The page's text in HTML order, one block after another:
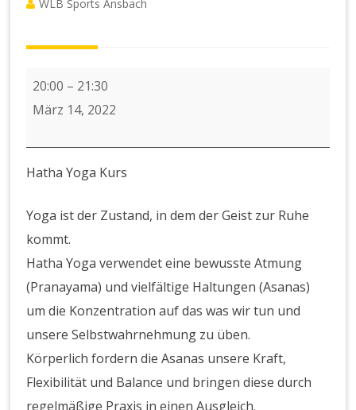
WLB Sports Ansbach
Abendkurs
Hatha
20:00 – 21:30
März 14, 2022
Hatha Yoga Kurs
Yoga ist der Zustand, in dem der Geist zur Ruhe
kommt.
Hatha Yoga verwendet eine bewusste Atmung
(Pranayama) und vielfältige Haltungen (Asanas)
um die Konzentration auf das was wir tun und
unsere Selbstwahrnehmung zu üben.
Körperlich fordern die Asanas unsere Kraft,
Flexibilität und Balance und bringen diese durch
regelmäßige Praxis in einen Ausgleich.